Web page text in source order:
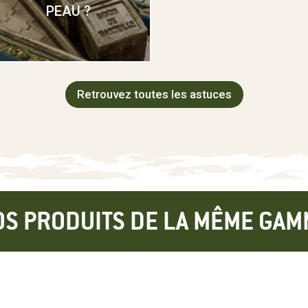
PEAU ?
Retrouvez toutes les astuces
PRODUITS DE LA MÊME